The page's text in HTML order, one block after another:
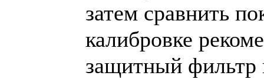
затем сравнить
калибровке
защитный фильтр